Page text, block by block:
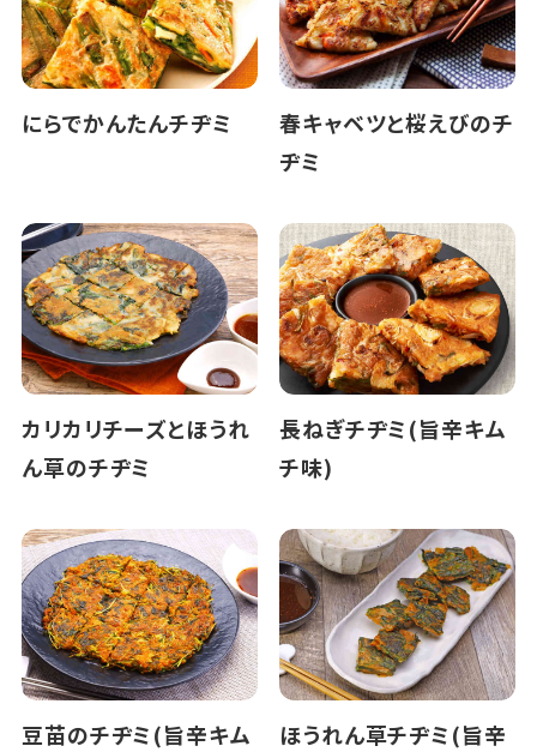
にらでかんたんチヂミ
春キャベツと桜えびのチ
ヂミ
カリカリチーズとほうれ
ん草のチヂミ
長ねぎチヂミ(旨辛キム
チ味)
豆苗のチヂミ(旨辛キム
ほうれん草チヂミ(旨辛